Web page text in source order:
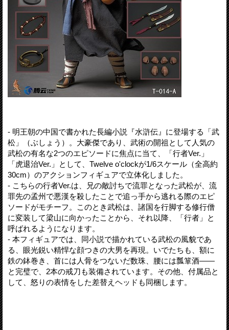
- 明王朝の中国で書かれた長編小説『水滸伝』に登場する「武
松」（ぶしょう）。大豪傑であり、武術の開祖として人気の
武松の有名な2つのエピソードに焦点に当て、「行者Ver.」
「虎退治Ver.」として、Twelve o'clockが1/6スケール（全高約
30cm）のアクションフィギュアで立体化しました。
- こちらの行者Ver.は、兄の敵討ちで流罪となった武松が、流
罪先の孟州で悪漢を殺したことで追っ手から逃れる際のエピ
ソードがモチーフ。このとき武松は、諸国を行脚する修行僧
に変装して梁山に向かったことから、それ以降、「行者」と
呼ばれるようになります。
- 本フィギュアでは、同小説で描かれている武松の風貌であ
る、眼光鋭い精悍な顔つきの大男を再現。いでたちも、額に
鉄の鉢巻き、首には人骨をつないだ数珠、腰には瓢箪酒――
と完璧で、2本の戒刀も装備されています。その他、付属品と
して、怒りの表情をした差替えヘッドも同梱します。